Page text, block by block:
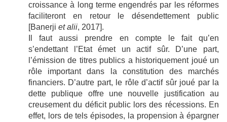
croissance à long terme engendrés par les réformes
faciliteront en retour le désendettement public
[Banerji et alii, 2017].
Il faut aussi prendre en compte le fait qu’en
s’endettant l’Etat émet un actif sûr. D’une part,
l’émission de titres publics a historiquement joué un
rôle important dans la constitution des marchés
financiers. D’autre part, le rôle d’actif sûr joué par la
dette publique offre une nouvelle justification au
creusement du déficit public lors des récessions. En
effet, lors de tels épisodes, la propension à épargner